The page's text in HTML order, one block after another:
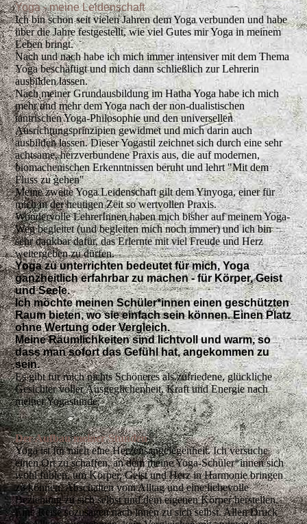
Yoga - meine Leidenschaft
Ich bin schon seit vielen Jahren dem Yoga verbunden und habe
über die Jahre festgestellt, wie viel Gutes mir Yoga in meinem
Leben bringt.
Nach und nach habe ich mich immer intensiver mit dem Thema
Yoga beschäftigt und mich dann schließlich zur Lehrerin
ausbilden lassen.
Nach meiner Grundausbildung im Hatha Yoga habe ich mich
mehr und mehr dem Yoga nach der non-dualistischen
tantrischen Yoga-Philosophie und den universellen
Ausrichtungsprinzipien gewidmet und mich darin auch
ausbilden lassen. Dieser Yogastil zeichnet sich durch eine sehr
achtsame, herzverbundene Praxis aus, die auf modernen,
biomachenischen Erkenntnissen beruht und lehrt "Mit dem
Fluss zu gehen"
Meine zweite Yoga Leidenschaft gilt dem Yinyoga, einer für
mich in der heutigen Zeit so wertvollen Praxis.
Wundervolle LehrerInnen haben mich bisher auf meinem Yoga-
Weg begleitet (und begleiten mich noch immer) und ich bin
sehr dankbar dafür, das Erlernte mit viel Freude und Herz
weitergeben zu dürfen.
Yoga zu unterrichten bedeutet für mich, Yoga
ganzheitlich erfahrbar zu machen - für Körper, Geist
und Seele.
Ich möchte meinen Schüler*innen einen geschützten
Raum bieten, wo sie einfach sein können. Einen Platz
ohne Wertung oder Vergleich.
Meine Räumlichkeiten sind lichtvoll und warm, so
dass man sofort das Gefühl hat, angekommen zu
sein.
Es gibt für mich nichts Schöneres als zufriedene, glückliche
Gesichter voller Ausgeglichenheit, Kraft und Energie nach
meinerYogastunde.
Der Aufbau meiner Stunden
Yoga ist für mich eine Herzensangelegenheit. Ich versuche
einen Ort zu schaffen, an dem meine Yoga-Schüler*innen sich
wohl fühlen, um Körper, Geist und Herz in Harmonie bringen
zu können. Abschalten vom Alltag und eine liebevolle
Beziehung zu sich selbst und dem eigenen Körper herstellen.
Eine Reise sozusagen nach innen zu sich selbst. Allen Druck